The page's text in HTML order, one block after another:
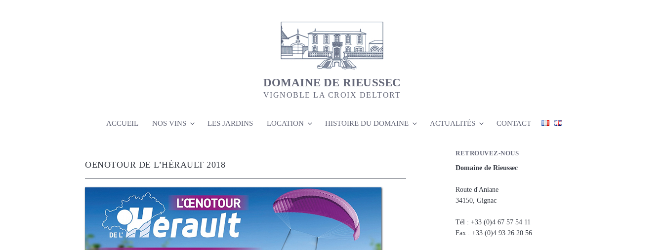
DOMAINE DE RIEUSSEC
VIGNOBLE LA CROIX DELTORT
ACCUEIL NOS VINS LES JARDINS LOCATION HISTOIRE DU DOMAINE ACTUALITÉS CONTACT
OENOTOUR DE L’HÉRAULT 2018
RETROUVEZ-NOUS
Domaine de Rieussec
Route d'Aniane
34150, Gignac
Tél : +33 (0)4 67 57 54 11
Fax : +33 (0)4 93 26 20 56